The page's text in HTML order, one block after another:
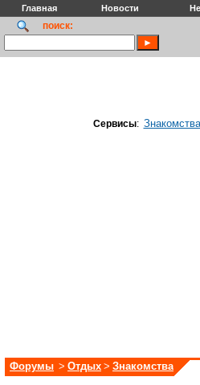
Главная Новости
поиск:
Сервисы: Знакомства
Форумы > Отдых > Знакомства